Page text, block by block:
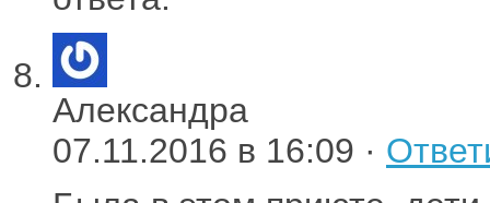
Александра
07.11.2016 в 16:09 ·